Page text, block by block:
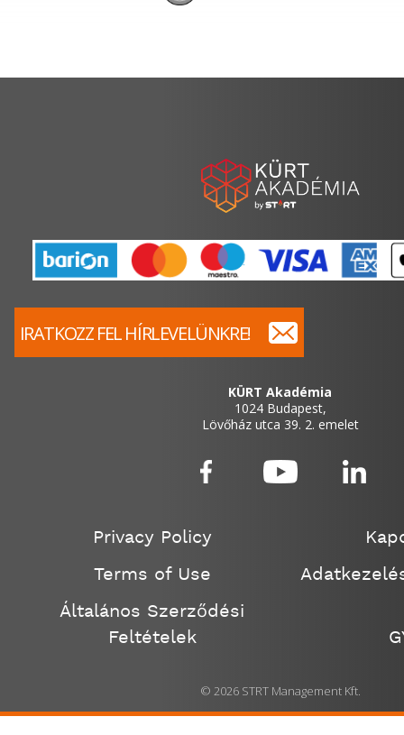
KÜRT Akadémia
1024 Budapest,
Lövőház utca 39. 2. emelet
IRATKOZZ FEL HÍRLEVELÜNKRE!
Privacy Policy
Terms of Use
Általános Szerződési
Feltételek
© 2026 STRT Management Kft.